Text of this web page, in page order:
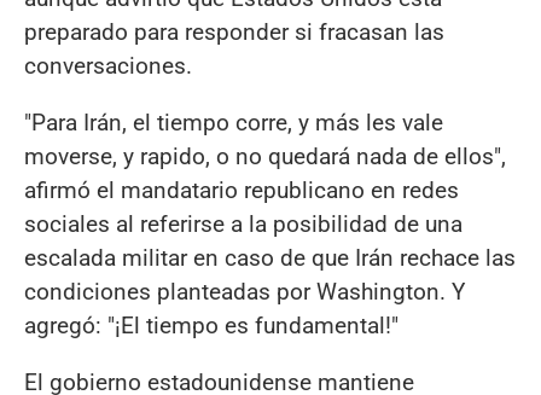
preparado para responder si fracasan las
conversaciones.
"Para Irán, el tiempo corre, y más les vale
moverse, y rapido, o no quedará nada de ellos",
afirmó el mandatario republicano en redes
sociales al referirse a la posibilidad de una
escalada militar en caso de que Irán rechace las
condiciones planteadas por Washington. Y
agregó: "¡El tiempo es fundamental!"
El gobierno estadounidense mantiene